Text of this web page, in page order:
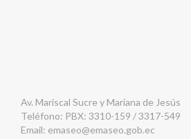
Av. Mariscal Sucre y Mariana de Jesús
Teléfono: PBX: 3310-159 / 3317-549
Email: emaseo@emaseo.gob.ec